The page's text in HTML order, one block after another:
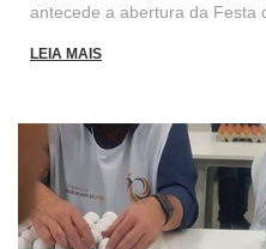
antecede a abertura da Festa
LEIA MAIS